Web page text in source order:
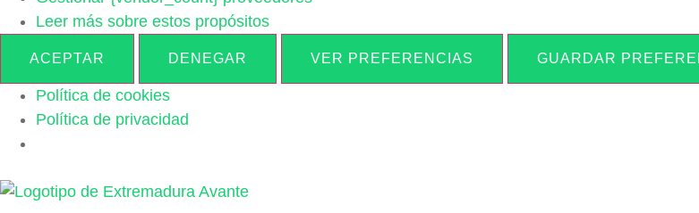
Leer más sobre estos propósitos
ACEPTAR DENEGAR VER PREFERENCIAS GUARDAR
Política de cookies
Política de privacidad